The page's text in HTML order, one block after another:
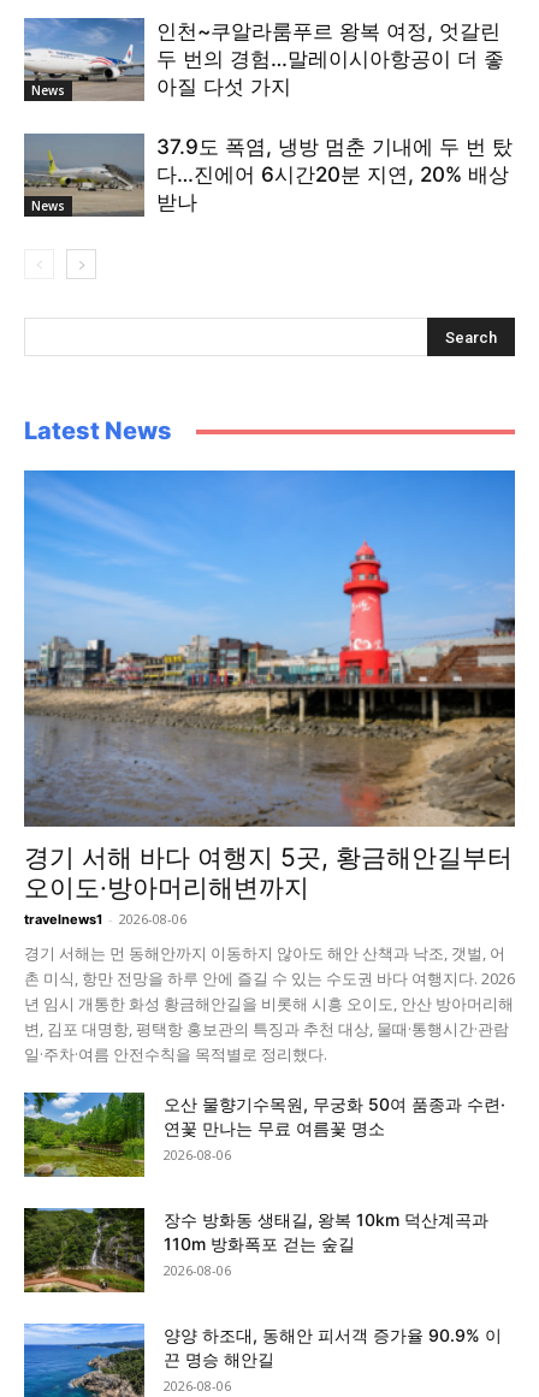
News
인천~쿠알라룸푸르 왕복 여정, 엇갈린
두 번의 경험…말레이시아항공이 더 좋
아질 다섯 가지
News
37.9도 폭염, 냉방 멈춘 기내에 두 번 탔
다…진에어 6시간20분 지연, 20% 배상
받나
Latest News
경기 서해 바다 여행지 5곳, 황금해안길부터
오이도·방아머리해변까지
travelnews1 - 2026-08-06
경기 서해는 먼 동해안까지 이동하지 않아도 해안 산책과 낙조, 갯벌, 어
촌 미식, 항만 전망을 하루 안에 즐길 수 있는 수도권 바다 여행지다. 2026
년 임시 개통한 화성 황금해안길을 비롯해 시흥 오이도, 안산 방아머리해
변, 김포 대명항, 평택항 홍보관의 특징과 추천 대상, 물때·통행시간·관람
일·주차·여름 안전수칙을 목적별로 정리했다.
오산 물향기수목원, 무궁화 50여 품종과 수련·
연꽃 만나는 무료 여름꽃 명소
2026-08-06
장수 방화동 생태길, 왕복 10km 덕산계곡과
110m 방화폭포 걷는 숲길
2026-08-06
양양 하조대, 동해안 피서객 증가율 90.9% 이
끈 명승 해안길
2026-08-06